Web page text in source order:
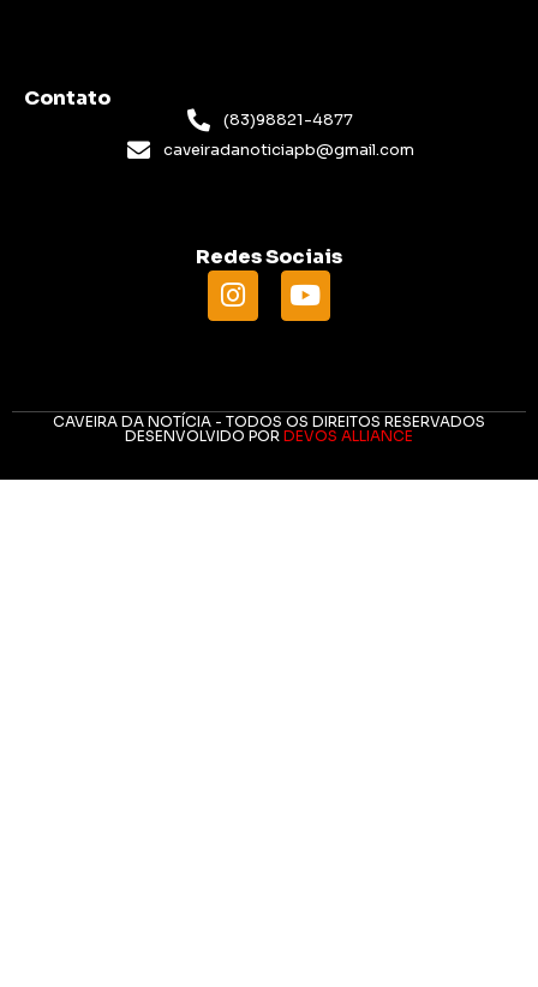
Contato
(83)98821-4877
caveiradanoticiapb@gmail.com
Redes Sociais
CAVEIRA DA NOTÍCIA - TODOS OS DIREITOS RESERVADOS
DESENVOLVIDO POR DEVOS ALLIANCE